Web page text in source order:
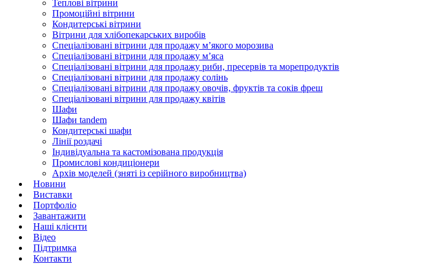
Теплові вітрини
Промоційні вітрини
Кондитерські вітрини
Вітрини для хлібопекарських виробів
Спеціалізовані вітрини для продажу м’якого морозива
Спеціалізовані вітрини для продажу м’яса
Спеціалізовані вітрини для продажу риби, пресервів та морепродуктів
Спеціалізовані вітрини для продажу солінь
Спеціалізовані вітрини для продажу овочів, фруктів та соків фреш
Спеціалізовані вітрини для продажу квітів
Шафи
Шафи tandem
Кондитерські шафи
Лінії роздачі
Індивідуальна та кастомізована продукція
Промислові кондиціонери
Архів моделей (зняті із серійного виробництва)
Новини
Виставки
Портфоліо
Завантажити
Наші клієнти
Відео
Підтримка
Контакти